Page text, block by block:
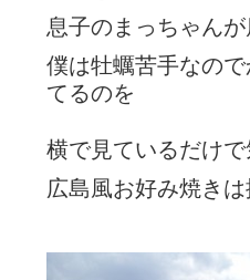
息子のまっちゃん
僕は牡蠣苦手なの
てるのを
横で見ているだけ
広島風お好み焼き